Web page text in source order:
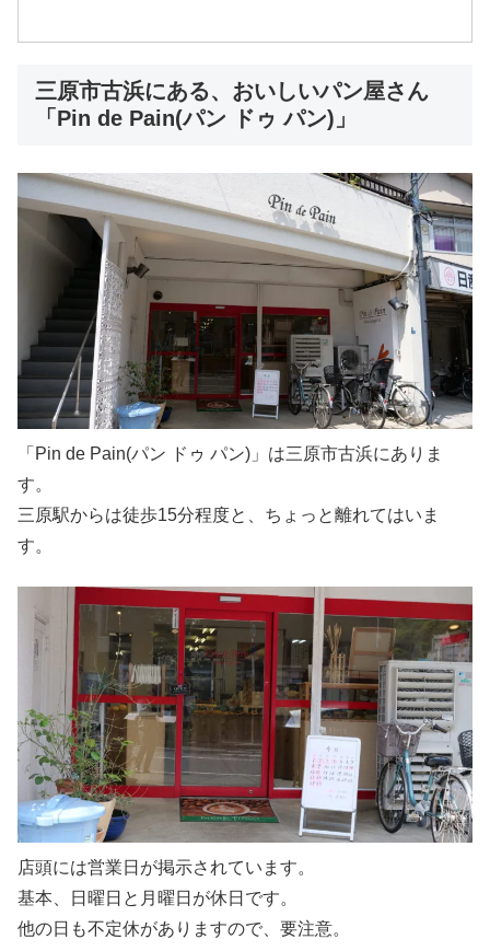
三原市古浜にある、おいしいパン屋さん
「Pin de Pain(パン ドゥ パン)」
「Pin de Pain(パン ドゥ パン)」は三原市古浜にありま
す。
三原駅からは徒歩15分程度と、ちょっと離れてはいま
す。
店頭には営業日が掲示されています。
基本、日曜日と月曜日が休日です。
他の日も不定休がありますので、要注意。